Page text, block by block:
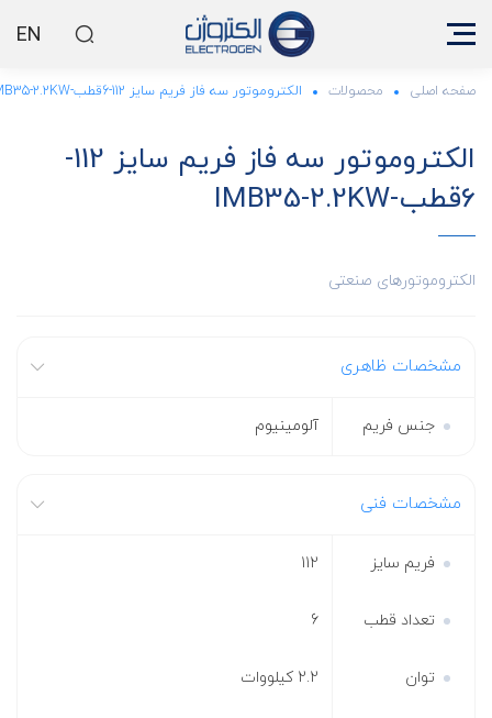
EN
صفحه اصلی محصولات الکتروموتور سه فاز فریم سایز 112-6قطب-IMB35-2.2KW
الکتروموتور سه فاز فریم سایز 112-
6قطب-IMB35-2.2KW
الکتروموتورهای صنعتی
مشخصات ظاهری
جنس فریم آلومینیوم
مشخصات فنی
فریم سایز 112
تعداد قطب 6
توان 2.2 کیلووات